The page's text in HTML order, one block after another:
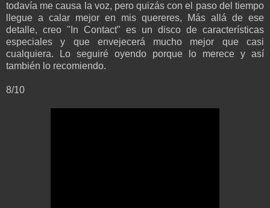
todavía me causa la voz, pero quizás con el paso del tiempo
llegue a calar mejor en mis quereres, Más allá de ese
detalle, creo "In Contact" es un disco de características
especiales y que envejecerá mucho mejor que casi
cualquiera. Lo seguiré oyendo porque lo merece y así
también lo recomiendo.
8/10